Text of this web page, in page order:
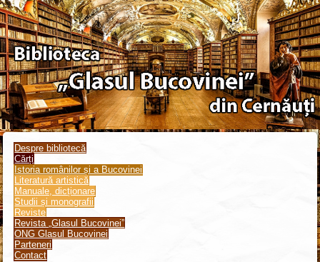
Despre bibliotecă
Cărți
Istoria românilor și a Bucovinei
Literatură artistică
Manuale, dicționare
Studii și monografii
Reviste
Revista „Glasul Bucovinei”
ONG Glasul Bucovinei
Parteneri
Contact